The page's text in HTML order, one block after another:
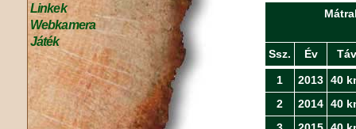
Linkek
Webkamera
Játék
Ssz. Év Táv
1 2013 40
2
2014 40